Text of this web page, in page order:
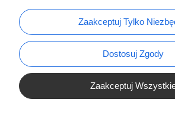
Zaakceptuj Tylko
Dostosuj Zgody
Zaakceptuj